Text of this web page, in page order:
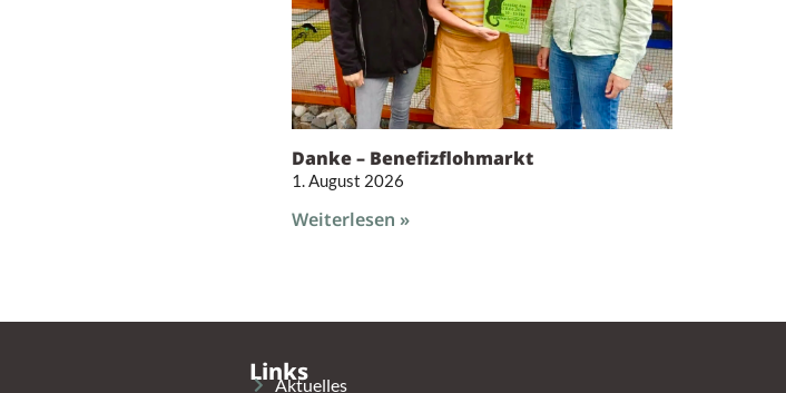
Danke – Benefizflohmarkt
1. August 2026
Weiterlesen »
Links
Aktuelles